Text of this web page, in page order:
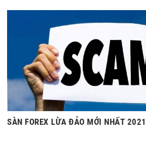
SÀN FOREX LỪA ĐẢO MỚI NHẤT 2021